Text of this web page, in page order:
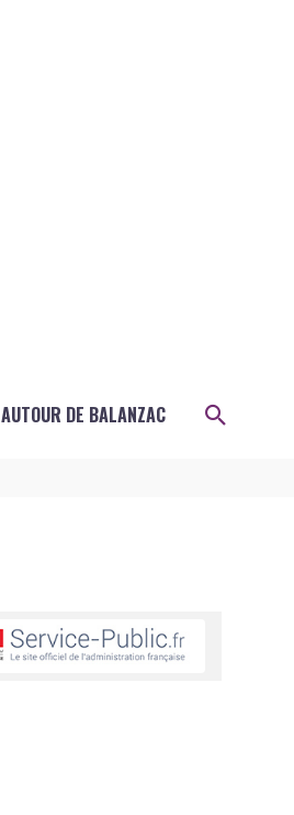
AUTOUR DE BALANZAC